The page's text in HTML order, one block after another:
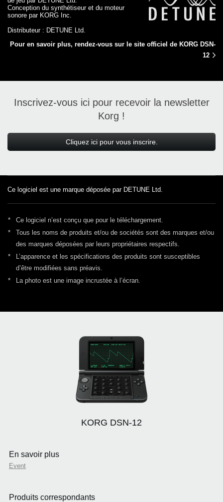
Conception du synthétiseur et du moteur
sonore par KORG Inc.
Distributeur : DETUNE Ltd.
Pour en savoir plus, rendez-vous sur le site officiel de KORG DSN-
12
Inscrivez-vous ici pour recevoir la newsletter
Korg !
Cliquez ici pour vous inscrire.
Ce logiciel est une marque déposée par DETUNE Ltd.
*
Ce logiciel n’est conçu que pour le téléchargement.
*
Tous les noms de produits et/ou de sociétés sont des marques et/ou
des marques déposées par leurs propriétaires respectifs.
*
L’apparence et les spécifications des produits sont susceptibles
d’être modifiées sans préavis.
*
La photo est une image incrustée à l’écran.
KORG DSN-12
En savoir plus
Event
Produits correspondants